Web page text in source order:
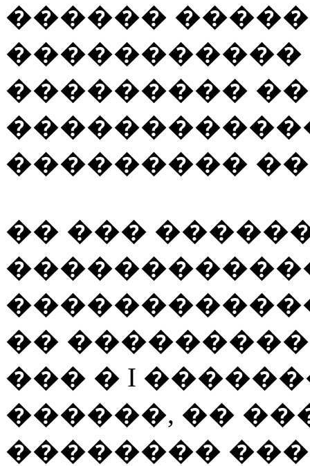
������
�����������
���������
��������� ��
�� ���
��
��� � I
������, ��
��������